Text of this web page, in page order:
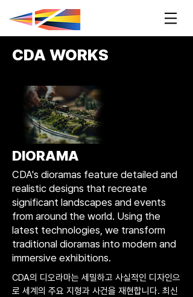
CDA WORKS
DIORAMA
CDA's dioramas feature detailed and
realistic designs that recreate
significant landscapes and events
from around the world. Using the
latest technologies, we transform
traditional dioramas into modern and
immersive exhibitions.
CDA의 디오라마는 세밀하고 사실적인 디자인으
로 세계의 주요 지형과 사건을 재현합니다. 최신